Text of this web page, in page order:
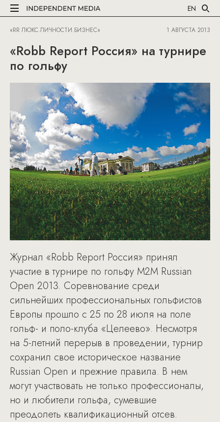
EN
«RR ЛЮКС.ЛИЧНОСТИ.БИЗНЕС» 1 АВГУСТА 2013
«Robb Report Россия» на турнире
по гольфу
Журнал «Robb Report Россия» принял
участие в турнире по гольфу M2M Russian
Open 2013. Соревнование среди
сильнейших профессиональных гольфистов
Европы прошло c 25 по 28 июля на поле
гольф- и поло-клуба «Целеево». Несмотря
на 5-летний перерыв в проведении, турнир
сохранил свое историческое название
Russian Open и прежние правила. В нем
могут участвовать не только профессионалы,
но и любители гольфа, сумевшие
преодолеть квалификационный отсев.